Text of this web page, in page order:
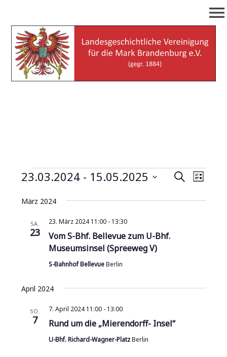
springen Landesgeschichtliche
Vereinigung für die Mark
Brandenburg e.V.
(gegr. 1884)
menu
Veranstaltungen
V
e
t
l
S
c
V
r
l
L
s
23.03.2024 - 15.05.2025
a
l
März 2024
SA.
23
Vom S-Bhf. Bellevue zum U-Bhf.
Museumsinsel (Spreeweg V)
23. März 2024 11:00- 13:30
S-Bahnhof BellevueBerlin
April 2024
SO.
7 Rund um die „Mierendorff- Insel“
7. April 2024 11:00- 13:00
U-Bhf. Richard-Wagner-PlatzBerlin